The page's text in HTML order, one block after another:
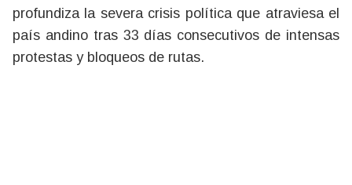
profundiza la severa crisis política que atraviesa el
país andino tras 33 días consecutivos de intensas
protestas y bloqueos de rutas.